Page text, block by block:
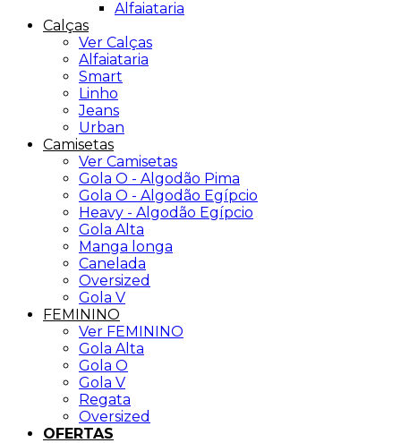
Alfaiataria
Calças
Ver Calças
Alfaiataria
Smart
Linho
Jeans
Urban
Camisetas
Ver Camisetas
Gola O - Algodão Pima
Gola O - Algodão Egípcio
Heavy - Algodão Egípcio
Gola Alta
Manga longa
Canelada
Oversized
Gola V
FEMININO
Ver FEMININO
Gola Alta
Gola O
Gola V
Regata
Oversized
OFERTAS